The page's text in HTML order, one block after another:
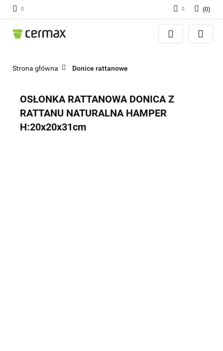
Zaloguj się
(0)
Strona główna Donice rattanowe
OSŁONKA RATTANOWA DONICA Z
RATTANU NATURALNA HAMPER
H:20x20x31cm